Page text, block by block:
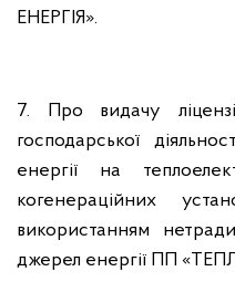
ЕНЕРГІЯ».
7. Про видачу
господарської
енергії на
когенераційних
використанням
джерел енергії ПП